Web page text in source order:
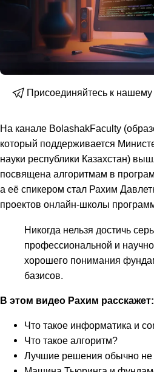
Присоединяйтесь к
На канале BolashakFaculty
который поддерживается
науки республики Казахстан)
посвящена алгоритмам в
а её спикером стал Рахим
проектов онлайн-школы
Никогда нельзя достичь
профессиональной и
хорошего понимания
базисов.
В этом видео Рахим расскажет:
Что такое информатика и
Что такое алгоритм?
Лучшие решения обычно не